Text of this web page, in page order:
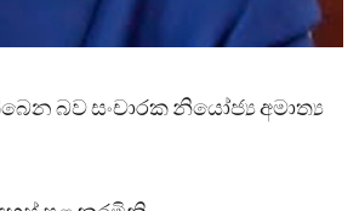
බව සංචාරක නියෝජ්‍ය අමාත්‍ය